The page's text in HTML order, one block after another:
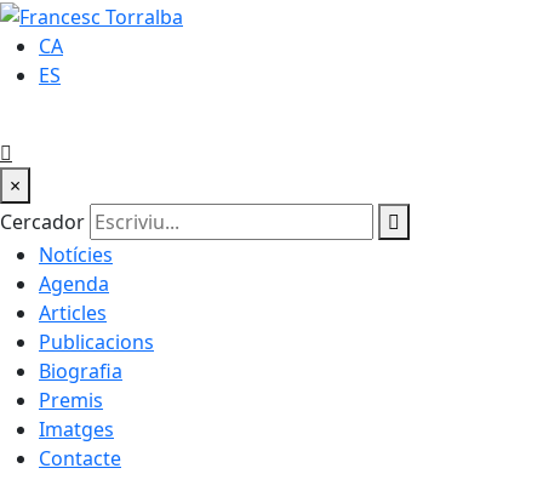
CA
ES
×
Cercador
Notícies
Agenda
Articles
Publicacions
Biografia
Premis
Imatges
Contacte